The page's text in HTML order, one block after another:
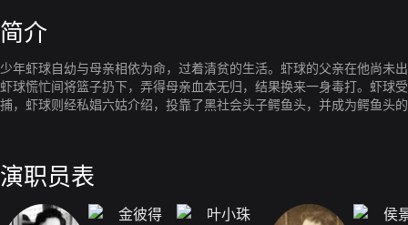
简介
少年虾球自幼与母亲相依为命，过着清贫的生活。虾球的父亲在他尚未
虾球慌忙间将篮子扔下，弄得母亲血本无归，结果换来一身毒打。虾球
捕，虾球则经私娼六姑介绍，投靠了黑社会头子鳄鱼头，并成为鳄鱼头
演职员表